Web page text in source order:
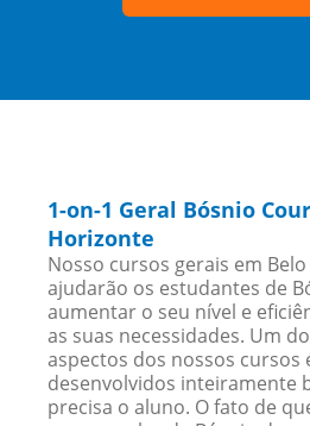
1-on-1 Geral Bósnio
Horizonte
Nosso cursos gerais em
ajudarão os estudantes de
aumentar o seu nível e
as suas necessidades. Um
aspectos dos nossos cursos
desenvolvidos inteiramente
precisa o aluno. O fato de